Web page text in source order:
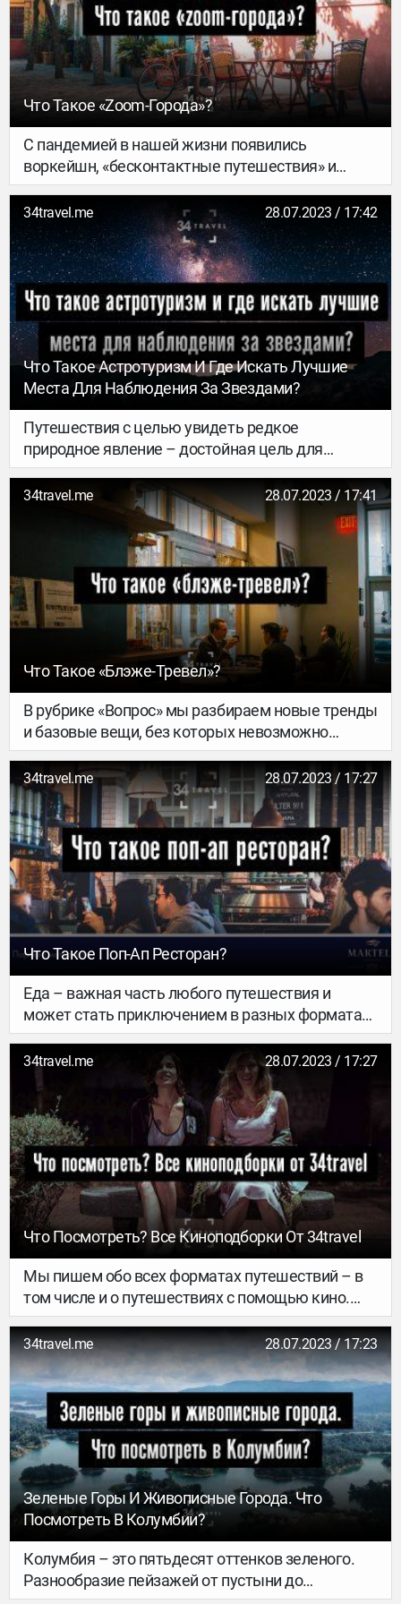
Что Такое «zoom-Города»?
С пандемией в нашей жизни появились
воркейшн, «бесконтактные путешествия» и
полеты «в никуда». А слышал(-а) ли ты про такое
явление, как zoom-города? Сейчас все
объясним.
34travel.me 28.07.2023 / 17:42
Что Такое Астротуризм И Где Искать Лучшие
Места Для Наблюдения За Звездами?
Путешествия с целью увидеть редкое
природное явление – достойная цель для
поездки. Зимой отправляйся на охоту за
северным сиянием, а летом стоит отъехать
подальше от городов, чтобы посмотреть на
падающие звезды. Мы собрали всю
информацию о том, куда и когда ехать за самым
темным небом – не упусти пору звездопадов.
34travel.me 28.07.2023 / 17:41
Что Такое «блэже-Тревел»?
В рубрике «Вопрос» мы разбираем новые тренды
и базовые вещи, без которых невозможно
представить себе путешествия. Можешь
добавить к своему тревел-словарику необычных
понятий (где уже есть, например, глэмпинг и
стыд за перелет) новое слово – блэже.
34travel.me 28.07.2023 / 17:27
Что Такое Поп-Ап Ресторан?
Еда – важная часть любого путешествия и
может стать приключением в разных форматах:
от роскошных ресторанов и домашних кафе до
городских рынков и уличного фастфуда. Вместе
с брендом Martell, при поддержке которого
открывается поп-ап ресторан в Минске,
рассказываем о еще одной крутой возможности
кулинарного экспириенса – поп-ап ресторанах.
Что это такое, как они появились и зачем
охотиться за ресторанами-однодневками?
34travel.me 28.07.2023 / 17:27
Что Посмотреть? Все Киноподборки От 34travel
Мы пишем обо всех форматах путешествий – в
том числе и о путешествиях с помощью кино.
Погрузиться в атмосферу Нью-Йорка или Рима,
узнать больше о проблемах женщин по всему
миру или о расовой дискриминации,
вдохновиться с помощью роуд-муви или узнать
новое из документалок – собрали вместе все
наши киноподборки.
34travel.me 28.07.2023 / 17:23
Зеленые Горы И Живописные Города. Что
Посмотреть В Колумбии?
Колумбия – это пятьдесят оттенков зеленого.
Разнообразие пейзажей от пустыни до